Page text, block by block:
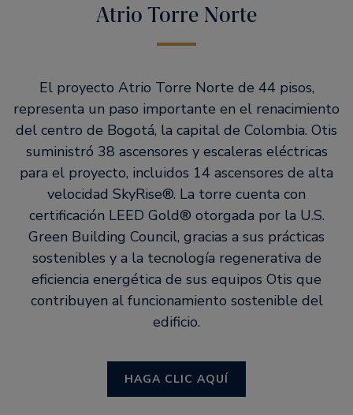
Atrio Torre Norte
El proyecto Atrio Torre Norte de 44 pisos,
representa un paso importante en el renacimiento
del centro de Bogotá, la capital de Colombia. Otis
suministró 38 ascensores y escaleras eléctricas
para el proyecto, incluidos 14 ascensores de alta
velocidad SkyRise®. La torre cuenta con
certificación LEED Gold® otorgada por la U.S.
Green Building Council, gracias a sus prácticas
sostenibles y a la tecnología regenerativa de
eficiencia energética de sus equipos Otis que
contribuyen al funcionamiento sostenible del
edificio.
HAGA CLIC AQUÍ